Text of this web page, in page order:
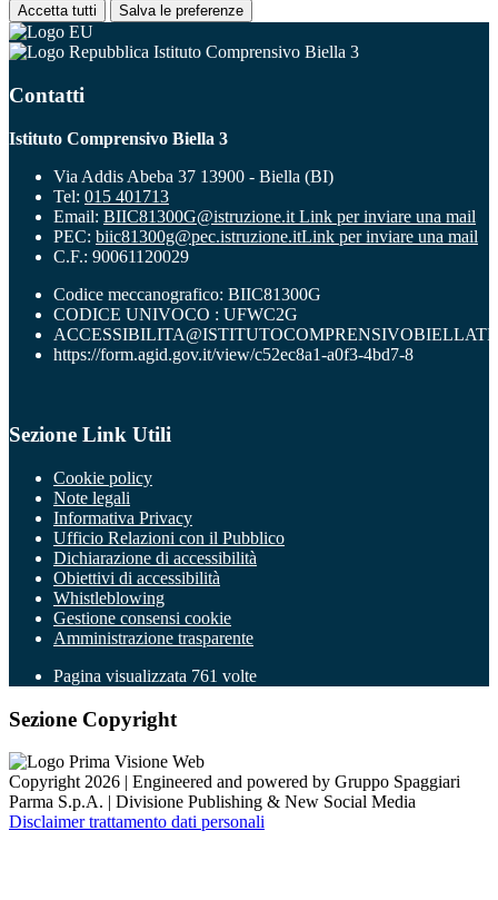
Accetta tutti Salva le preferenze
Istituto Comprensivo Biella 3
Contatti
Istituto Comprensivo Biella 3
Via Addis Abeba 37 13900 - Biella (BI)
Tel: 015 401713
Email: BIIC81300G@istruzione.it Link per inviare una mail
PEC: biic81300g@pec.istruzione.itLink per inviare una mail
C.F.: 90061120029
Codice meccanografico: BIIC81300G
CODICE UNIVOCO : UFWC2G
https://form.agid.gov.it/view/c52ec8a1-a0f3-4bd7-8
Sezione Link Utili
Cookie policy
Note legali
Informativa Privacy
Ufficio Relazioni con il Pubblico
Dichiarazione di accessibilità
Obiettivi di accessibilità
Whistleblowing
Gestione consensi cookie
Amministrazione trasparente
Pagina visualizzata 761 volte
Sezione Copyright
Copyright 2026 | Engineered and powered by Gruppo Spaggiari
Parma S.p.A. | Divisione Publishing & New Social Media
Disclaimer trattamento dati personali